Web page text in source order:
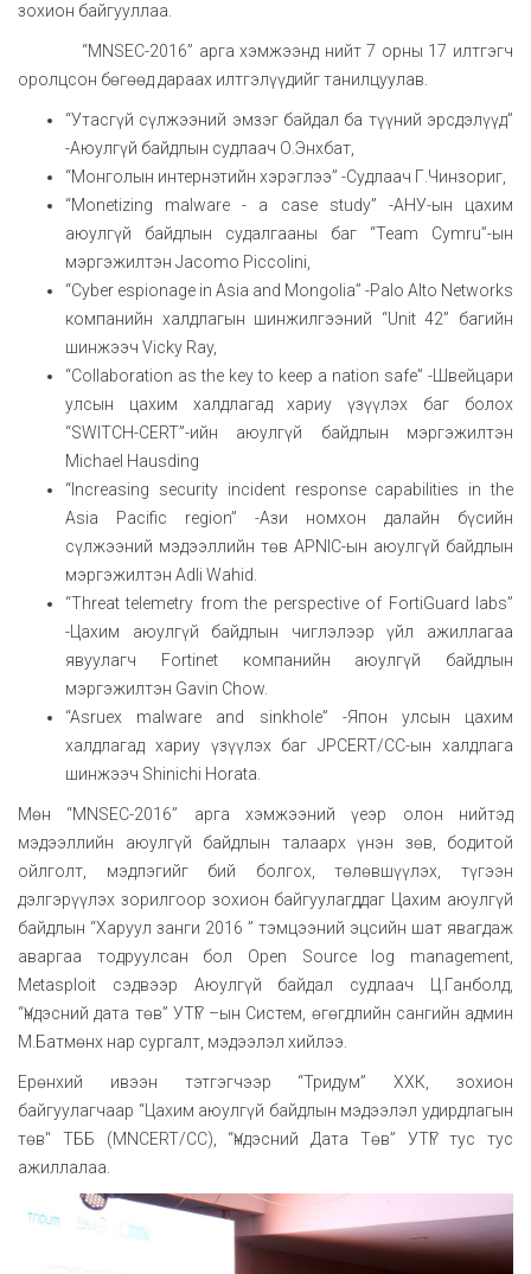
зохион байгууллаа.
“MNSEC-2016” арга хэмжээнд нийт 7 орны 17 илтгэгч
оролцсон бөгөөд дараах илтгэлүүдийг танилцуулав.
“Утасгүй сүлжээний эмзэг байдал ба түүний эрсдэлүүд”
-Аюулгүй байдлын судлаач О.Энхбат,
“Монголын интернэтийн хэрэглээ” -Судлаач Г.Чинзориг,
“Monetizing malware - a case study” -АНУ-ын цахим
аюулгүй байдлын судалгааны баг “Team Cymru”-ын
мэргэжилтэн Jacomo Piccolini,
“Cyber espionage in Asia and Mongolia” -Palo Alto Networks
компанийн халдлагын шинжилгээний “Unit 42” багийн
шинжээч Vicky Ray,
“Collaboration as the key to keep a nation safe” -Швейцари
улсын цахим халдлагад хариу үзүүлэх баг болох
“SWITCH-CERT”-ийн аюулгүй байдлын мэргэжилтэн
Michael Hausding
“Increasing security incident response capabilities in the
Asia Pacific region” -Ази номхон далайн бүсийн
сүлжээний мэдээллийн төв APNIC-ын аюулгүй байдлын
мэргэжилтэн Adli Wahid.
“Threat telemetry from the perspective of FortiGuard labs”
-Цахим аюулгүй байдлын чиглэлээр үйл ажиллагаа
явуулагч Fortinet компанийн аюулгүй байдлын
мэргэжилтэн Gavin Chow.
“Asruex malware and sinkhole” -Япон улсын цахим
халдлагад хариу үзүүлэх баг JPCERT/CC-ын халдлага
шинжээч Shinichi Horata.
Мөн “MNSEC-2016” арга хэмжээний үеэр олон нийтэд
мэдээллийн аюулгүй байдлын талаарх үнэн зөв, бодитой
ойлголт, мэдлэгийг бий болгох, төлөвшүүлэх, түгээн
дэлгэрүүлэх зорилгоор зохион байгуулагддаг Цахим аюулгүй
байдлын “Харуул занги 2016 ” тэмцээний эцсийн шат явагдаж
аваргаа тодруулсан бол Open Source log management,
Metasploit сэдвээр Аюулгүй байдал судлаач Ц.Ганболд,
“Үндэсний дата төв” УТҮГ –ын Систем, өгөгдлийн сангийн админ
М.Батмөнх нар сургалт, мэдээлэл хийлээ.
Ерөнхий ивээн тэтгэгчээр “Тридум” ХХК, зохион
байгуулагчаар “Цахим аюулгүй байдлын мэдээлэл удирдлагын
төв" ТББ (MNCERT/CC), “Үндэсний Дата Төв” УТҮГ тус тус
ажиллалаа.